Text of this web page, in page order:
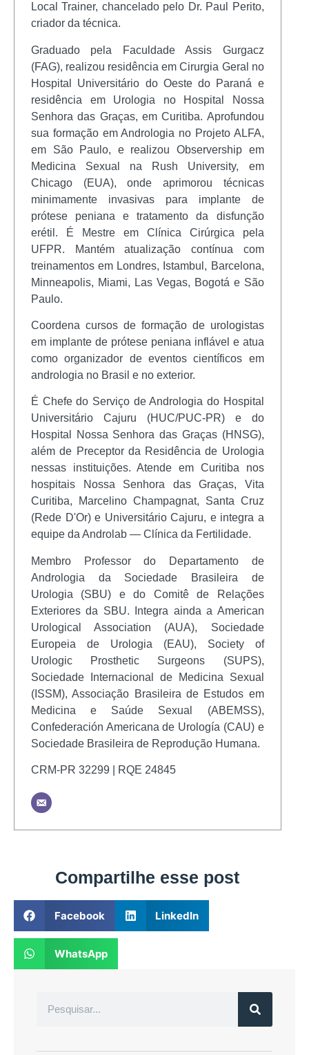
Local Trainer, chancelado pelo Dr. Paul Perito,
criador da técnica.
Graduado pela Faculdade Assis Gurgacz
(FAG), realizou residência em Cirurgia Geral no
Hospital Universitário do Oeste do Paraná e
residência em Urologia no Hospital Nossa
Senhora das Graças, em Curitiba. Aprofundou
sua formação em Andrologia no Projeto ALFA,
em São Paulo, e realizou Observership em
Medicina Sexual na Rush University, em
Chicago (EUA), onde aprimorou técnicas
minimamente invasivas para implante de
prótese peniana e tratamento da disfunção
erétil. É Mestre em Clínica Cirúrgica pela
UFPR. Mantém atualização contínua com
treinamentos em Londres, Istambul, Barcelona,
Minneapolis, Miami, Las Vegas, Bogotá e São
Paulo.
Coordena cursos de formação de urologistas
em implante de prótese peniana inflável e atua
como organizador de eventos científicos em
andrologia no Brasil e no exterior.
É Chefe do Serviço de Andrologia do Hospital
Universitário Cajuru (HUC/PUC-PR) e do
Hospital Nossa Senhora das Graças (HNSG),
além de Preceptor da Residência de Urologia
nessas instituições. Atende em Curitiba nos
hospitais Nossa Senhora das Graças, Vita
Curitiba, Marcelino Champagnat, Santa Cruz
(Rede D'Or) e Universitário Cajuru, e integra a
equipe da Androlab — Clínica da Fertilidade.
Membro Professor do Departamento de
Andrologia da Sociedade Brasileira de
Urologia (SBU) e do Comitê de Relações
Exteriores da SBU. Integra ainda a American
Urological Association (AUA), Sociedade
Europeia de Urologia (EAU), Society of
Urologic Prosthetic Surgeons (SUPS),
Sociedade Internacional de Medicina Sexual
(ISSM), Associação Brasileira de Estudos em
Medicina e Saúde Sexual (ABEMSS),
Confederación Americana de Urología (CAU) e
Sociedade Brasileira de Reprodução Humana.
CRM-PR 32299 | RQE 24845
Compartilhe esse post
Facebook LinkedIn
WhatsApp